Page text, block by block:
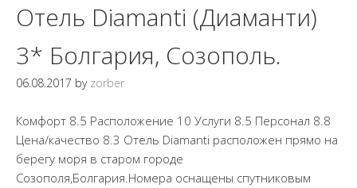
Отель Diamanti (Диаманти)
3* Болгария, Созополь.
06.08.2017 by zorber
Комфорт 8.5 Расположение 10 Услуги 8.5 Персонал 8.8
Цена/качество 8.3 Отель Diamanti расположен прямо на
берегу моря в старом городе
Созополя,Болгария.Номера оснащены спутниковым